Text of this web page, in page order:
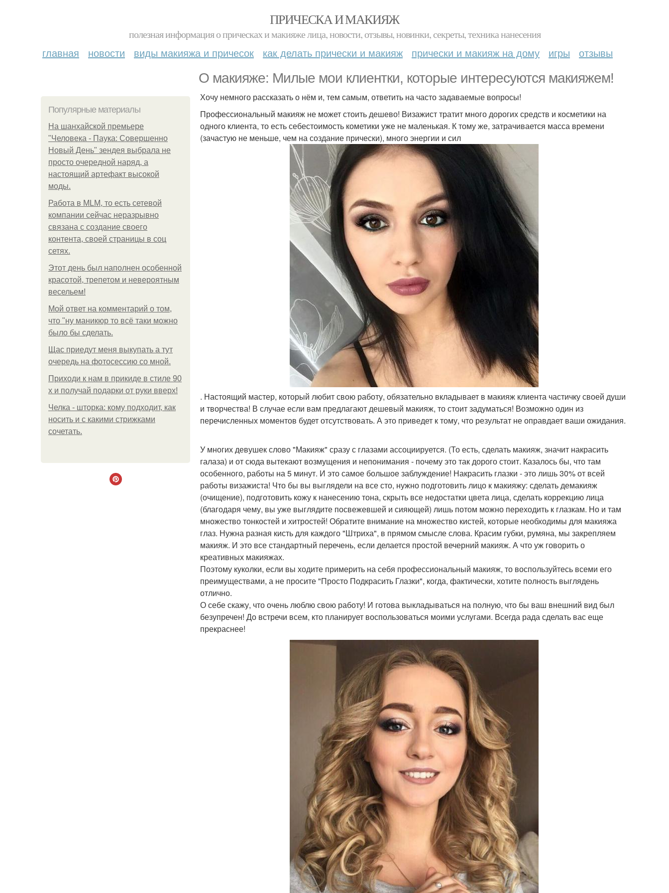
ПРИЧЕСКА И МАКИЯЖ
полезная информация о прическах и макияже лица, новости, отзывы, новинки, секреты, техника нанесения
главная новости виды макияжа и причесок как делать прически и макияж прически и макияж на дому игры отзывы
О макияже: Милые мои клиентки, которые интересуются макияжем!
Популярные материалы
На шанхайской премьере
"Человека - Паука: Совершенно
Новый День" зендея выбрала не
просто очередной наряд, а
настоящий артефакт высокой
моды.
Работа в MLM, то есть сетевой
компании сейчас неразрывно
связана с создание своего
контента, своей страницы в соц
сетях.
Этот день был наполнен особенной
красотой, трепетом и невероятным
весельем!
Мой ответ на комментарий о том,
что "ну маникюр то всё таки можно
было бы сделать.
Щас приедут меня выкупать а тут
очередь на фотосессию со мной.
Приходи к нам в прикиде в стиле 90
х и получай подарки от руки вверх!
Челка - шторка: кому подходит, как
носить и с какими стрижками
сочетать.
Хочу немного рассказать о нём и, тем самым, ответить на часто задаваемые вопросы!
Профессиональный макияж не может стоить дешево! Визажист тратит много дорогих средств и косметики на
одного клиента, то есть себестоимость кометики уже не маленькая. К тому же, затрачивается масса времени
(зачастую не меньше, чем на создание прически), много энергии и сил
. Настоящий мастер, который любит свою работу, обязательно вкладывает в макияж клиента частичку своей души
и творчества! В случае если вам предлагают дешевый макияж, то стоит задуматься! Возможно один из
перечисленных моментов будет отсутствовать. А это приведет к тому, что результат не оправдает ваши ожидания.
У многих девушек слово "Макияж" сразу с глазами ассоциируется. (То есть, сделать макияж, значит накрасить
галаза) и от сюда вытекают возмущения и непонимания - почему это так дорого стоит. Казалось бы, что там
особенного, работы на 5 минут. И это самое большое заблуждение! Накрасить глазки - это лишь 30% от всей
работы визажиста! Что бы вы выглядели на все сто, нужно подготовить лицо к макияжу: сделать демакияж
(очищение), подготовить кожу к нанесению тона, скрыть все недостатки цвета лица, сделать коррекцию лица
(благодаря чему, вы уже выглядите посвежевшей и сияющей) лишь потом можно переходить к глазкам. Но и там
множество тонкостей и хитростей! Обратите внимание на множество кистей, которые необходимы для макияжа
глаз. Нужна разная кисть для каждого "Штриха", в прямом смысле слова. Красим губки, румяна, мы закрепляем
макияж. И это все стандартный перечень, если делается простой вечерний макияж. А что уж говорить о
креативных макияжах.
Поэтому куколки, если вы ходите примерить на себя профессиональный макияж, то воспользуйтесь всеми его
преимуществами, а не просите "Просто Подкрасить Глазки", когда, фактически, хотите полность выглядень
отлично.
О себе скажу, что очень люблю свою работу! И готова выкладываться на полную, что бы ваш внешний вид был
безупречен! До встречи всем, кто планирует воспользоваться моими услугами. Всегда рада сделать вас еще
прекраснее!